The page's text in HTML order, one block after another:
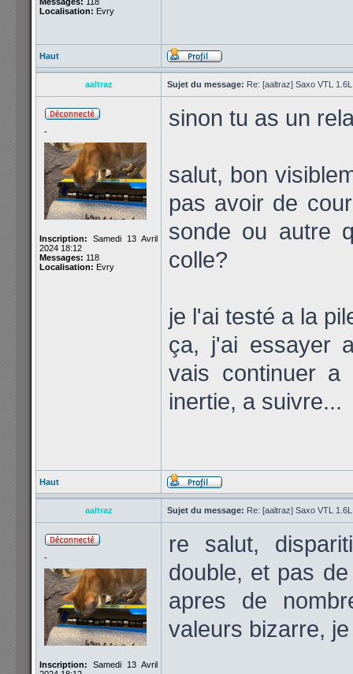
Localisation: Evry
Haut
aaltraz Sujet du message: Re: [aaltraz] Saxo VTL
-
Inscription: Samedi 13 Avril
2024 18:12
Messages: 118
Localisation: Evry
sinon tu as un
salut, bon
pas avoir de
sonde ou autre
colle?
je l'ai testé a la
ça, j'ai essayer
vais continuer a
inertie, a suivre...
Haut
aaltraz Sujet du message: Re: [aaltraz] Saxo VTL
-
Inscription: Samedi 13 Avril
re salut,
double, et pas
apres de
valeurs bizarre,